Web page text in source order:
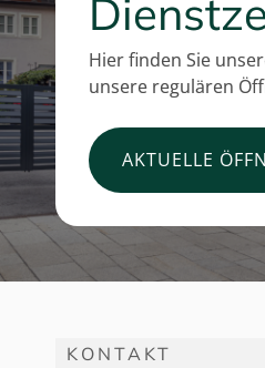
Hier finden Sie
unsere regulären
AKTUELLE
KONTAKT